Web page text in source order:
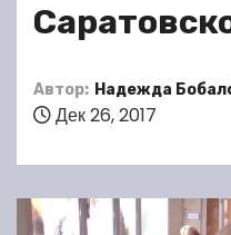
Автор: Надежда
Дек 26, 2017